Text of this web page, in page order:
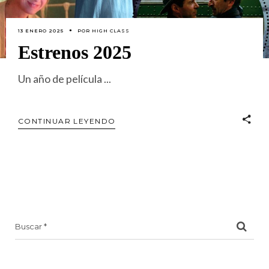
13 ENERO 2025 POR HIGH CLASS
Estrenos 2025
Un año de película
CONTINUAR LEYENDO